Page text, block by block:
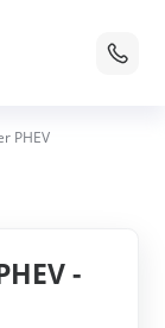
PHEV
-